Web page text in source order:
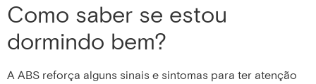
Como saber se estou
dormindo bem?
A ABS reforça alguns sinais e sintomas para ter atenção